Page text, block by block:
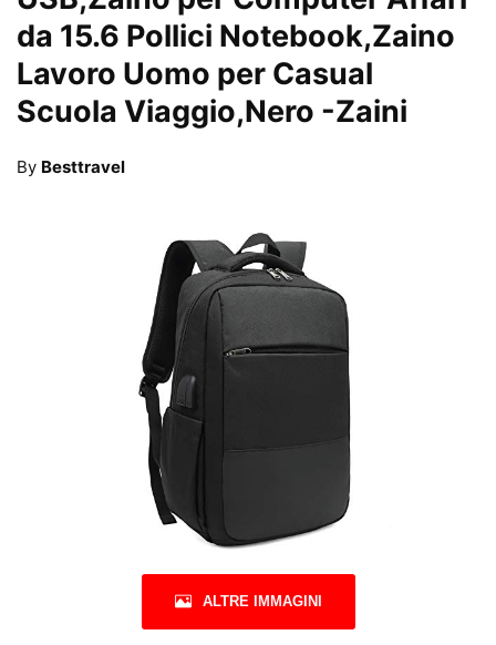
da 15.6 Pollici Notebook,Zaino
Lavoro Uomo per Casual
Scuola Viaggio,Nero -Zaini
By Besttravel
ALTRE IMMAGINI